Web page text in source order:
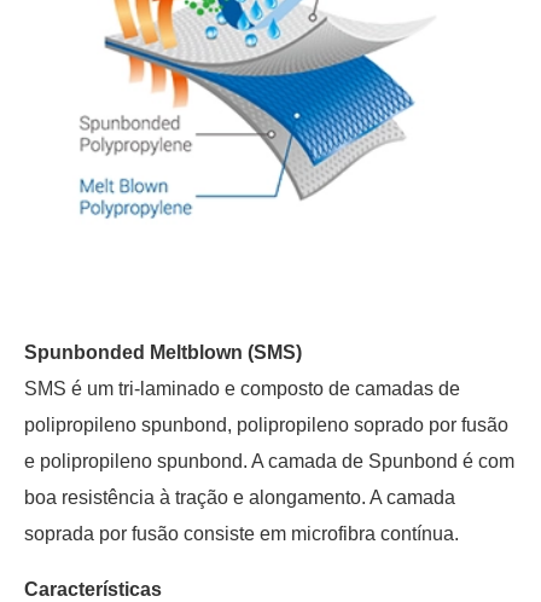
Spunbonded Meltblown (SMS)
SMS é um tri-laminado e composto de camadas de
polipropileno spunbond, polipropileno soprado por fusão
e polipropileno spunbond. A camada de Spunbond é com
boa resistência à tração e alongamento. A camada
soprada por fusão consiste em microfibra contínua.
Características